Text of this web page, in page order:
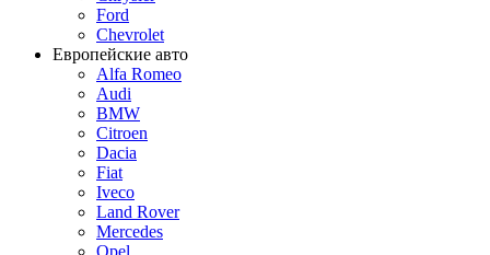
Ford
Chevrolet
Европейские авто
Alfa Romeo
Audi
BMW
Citroen
Dacia
Fiat
Iveco
Land Rover
Mercedes
Opel